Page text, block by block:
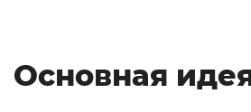
Основная